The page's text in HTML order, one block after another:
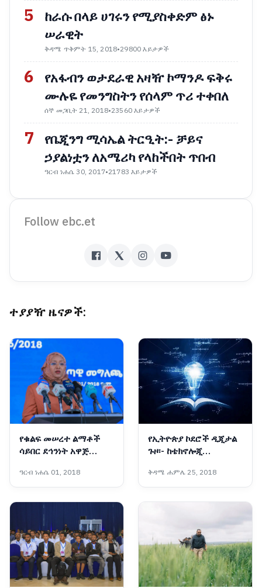
5
ከራሱ በላይ ሀገሩን የሚያስቀድም ፅኑ
ሠራዊት
ቅዳሜ ጥቅምት 15, 2018•29800 እይታዎች
6
የአፋብን ወታደራዊ አዛዥ ኮማንዶ ፍቅሩ
ሙሉዬ የመንግስትን የሰላም ጥሪ ተቀበለ
ሰኞ መጋቢት 21, 2018•23560 እይታዎች
7
የቤጂንግ ሚሳኤል ትርዒት:- ቻይና
ኃያልነቷን ለአሜሪካ የላከችበት ጥበብ
ዓርብ ነሐሴ 30, 2017•21783 እይታዎች
Follow ebc.et
ተያያዥ ዜናዎች:
የቁልፍ መሠረተ ልማቶች
ሳይበር ደኅንነት አዋጅ
ጉዞ ደኅንነትን ለማረጋገጥ
ወሳኝ ነው፡- ኢንሳ
ዓርብ ነሐሴ 01, 2018
የኢትዮጵያ ኮደሮች ዲጂታል
ጉዞ፡- ከቴክኖሎጂ
ቅዳሜ ሐምሌ 25, 2018